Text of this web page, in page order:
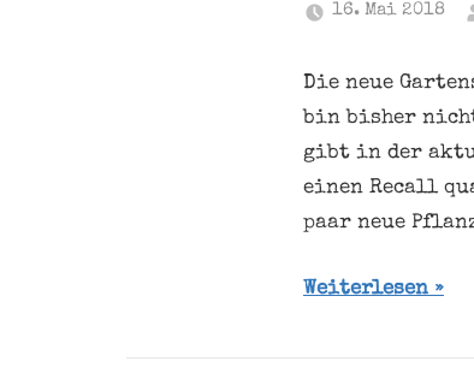
16. Mai 2018
Die neue
bin bisher nicht
gibt in der
einen Recall
paar neue
Weiterlesen